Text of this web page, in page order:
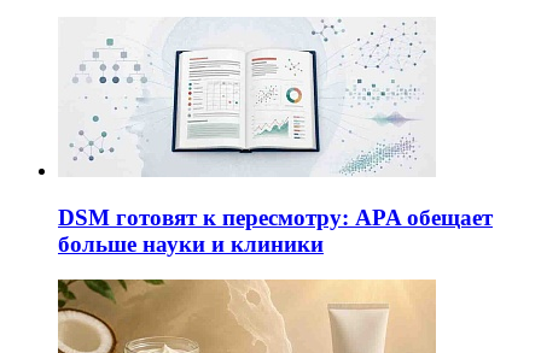
DSM готовят к пересмотру: APA обещает
больше науки и клиники